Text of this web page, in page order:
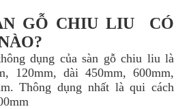
GỖ CHIU LIU CÓ
dụng của sàn gỗ chiu liu là
120mm, dài 450mm, 600mm,
Thông dụng nhất là qui cách